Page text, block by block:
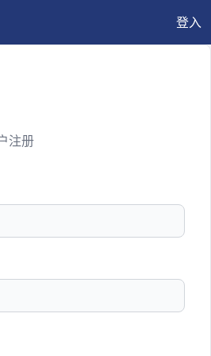
登入
注册